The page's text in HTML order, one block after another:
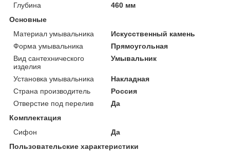
Глубина
460 мм
Основные
Материал умывальника
Искусственный камень
Форма умывальника
Прямоугольная
Вид сантехнического
изделия
Умывальник
Установка умывальника
Накладная
Страна производитель
Россия
Отверстие под перелив
Да
Комплектация
Сифон
Да
Пользовательские характеристики